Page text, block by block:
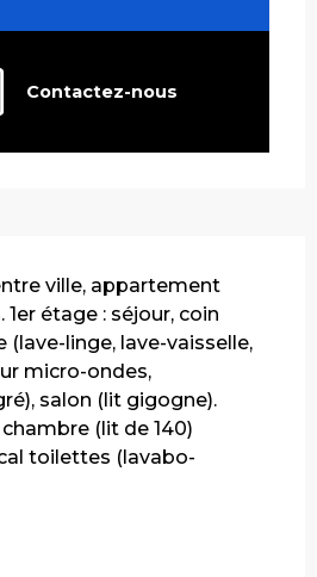
Contactez-nous
ville, appartement
étage : séjour, coin
(lave-linge, lave-vaisselle,
micro-ondes,
salon (lit gigogne).
(lit de 140)
toilettes (lavabo-